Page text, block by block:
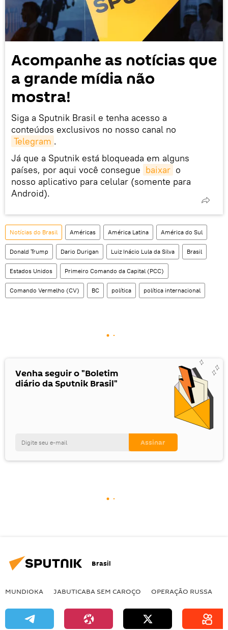
Acompanhe as notícias que
a grande mídia não
mostra!
Siga a Sputnik Brasil e tenha acesso a
conteúdos exclusivos no nosso canal no
Telegram .
Já que a Sputnik está bloqueada em alguns
países, por aqui você consegue baixar o
nosso aplicativo para celular (somente para
Android).
Notícias do Brasil Américas América Latina América do Sul
Donald Trump Dario Durigan Luiz Inácio Lula da Silva Brasil
Estados Unidos Primeiro Comando da Capital (PCC)
Comando Vermelho (CV) BC política política internacional
Venha seguir o "Boletim
diário da Sputnik Brasil"
Brasil
MUNDIOKA JABUTICABA SEM CAROÇO OPERAÇÃO RUSSA